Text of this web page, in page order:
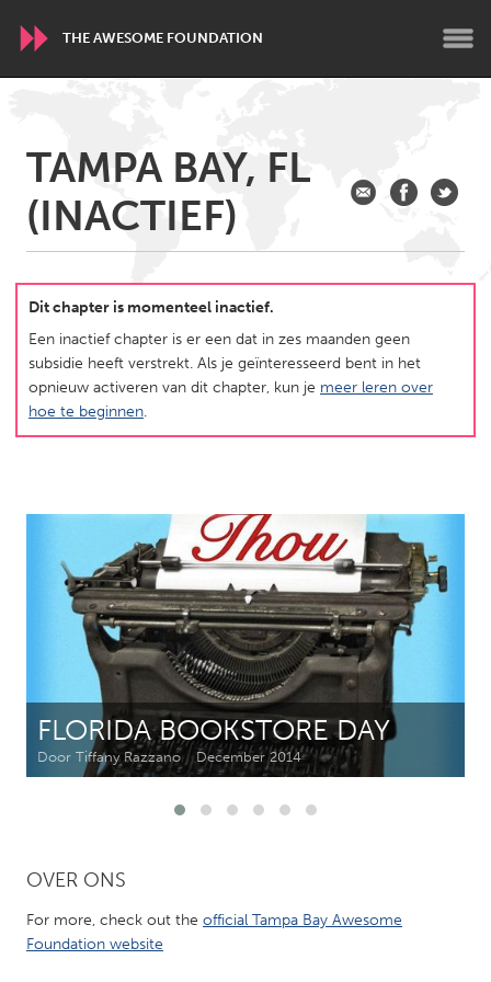
THE AWESOME FOUNDATION
Conservation and Climate
Disability
Dragon Dreaming
On the Water
Javakhk
Yerevan
AUSTRALIA
Adelaide
Fleurieu
Lake Mac
Lower Hunter
Amherstburg
Kingston
Kitchener-Waterloo
New Glasgow
Newmarket
Ottawa
South Shore
Toronto
MALAYSIA
Kuala Lumpur
Leiden
Utrecht
TAMPA BAY, FL
(INACTIEF)
Dit chapter is momenteel inactief.
Een inactief chapter is er een dat in zes maanden geen
subsidie heeft verstrekt. Als je geïnteresseerd bent in het
opnieuw activeren van dit chapter, kun je meer leren over
hoe te beginnen.
FLORIDA BOOKSTORE DAY
Door Tiffany Razzano December 2014
OVER ONS
For more, check out the official Tampa Bay Awesome
Foundation website